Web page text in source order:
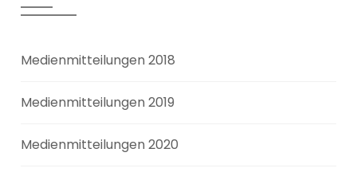
Medienmitteilungen 2018
Medienmitteilungen 2019
Medienmitteilungen 2020